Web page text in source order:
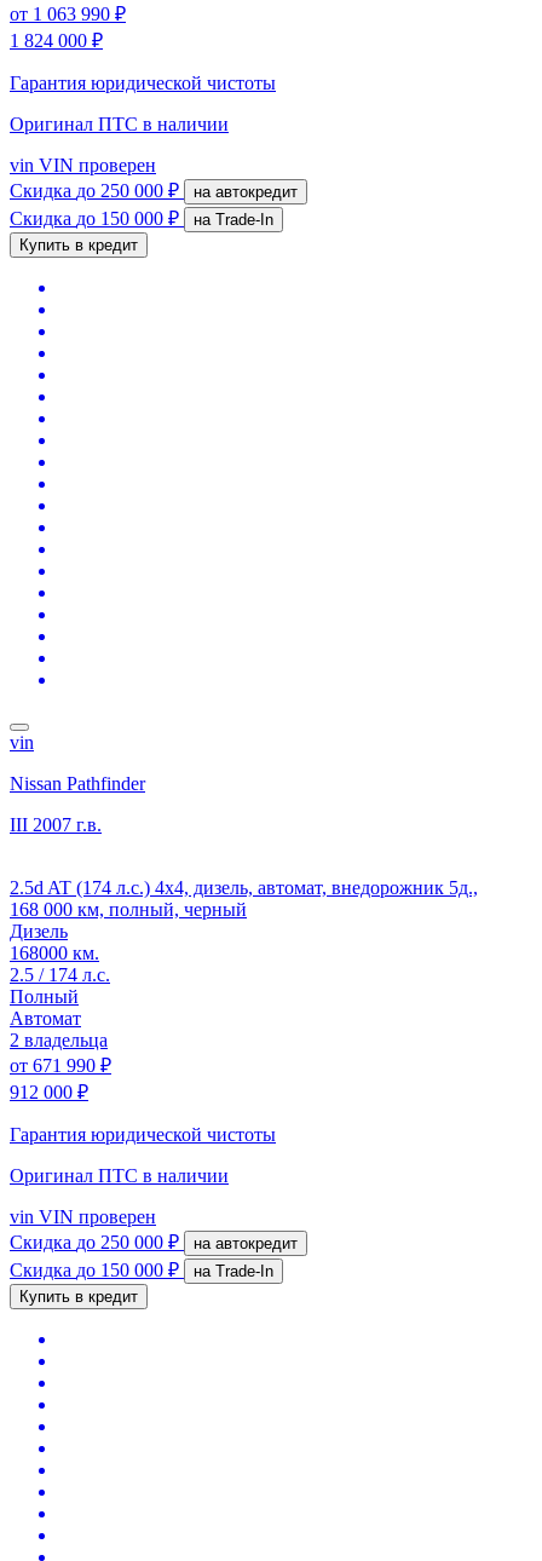
от 1 063 990 ₽
1 824 000 ₽
Гарантия юридической чистоты
Оригинал ПТС в наличии
vin VIN проверен
Скидка до 250 000 ₽ на автокредит
Скидка до 150 000 ₽
на Trade-In
Купить в кредит
vin
Nissan Pathfinder
III 2007 г.в.
2.5d AT (174 л.с.) 4x4, дизель, автомат, внедорожник 5д.,
168 000 км, полный, черный
Дизель
168000 км.
2.5 / 174 л.с.
Полный
Автомат
2 владельца
от 671 990 ₽
912 000 ₽
Гарантия юридической чистоты
Оригинал ПТС в наличии
vin VIN проверен
Скидка до 250 000 ₽ на автокредит
Скидка до 150 000 ₽
на Trade-In
Купить в кредит